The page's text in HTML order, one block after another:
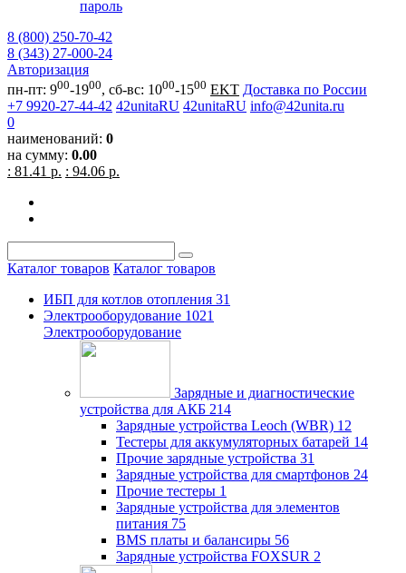
пароль
8 (800) 250-70-42
8 (343) 27-000-24
Авторизация
пн-пт: 900-1900, сб-вс: 1000-1500 EKT Доставка по России
+7 9920-27-44-42 42unitaRU 42unitaRU info@42unita.ru
0
наименований: 0
на сумму: 0.00
: 81.41 р. : 94.06 р.
Каталог товаров Каталог товаров
ИБП для котлов отопления 31
Электрооборудование 1021
Электрооборудование
Зарядные и диагностические
устройства для АКБ 214
Зарядные устройства Leoch (WBR) 12
Тестеры для аккумуляторных батарей 14
Прочие зарядные устройства 31
Зарядные устройства для смартфонов 24
Прочие тестеры 1
Зарядные устройства для элементов
питания 75
BMS платы и балансиры 56
Зарядные устройства FOXSUR 2